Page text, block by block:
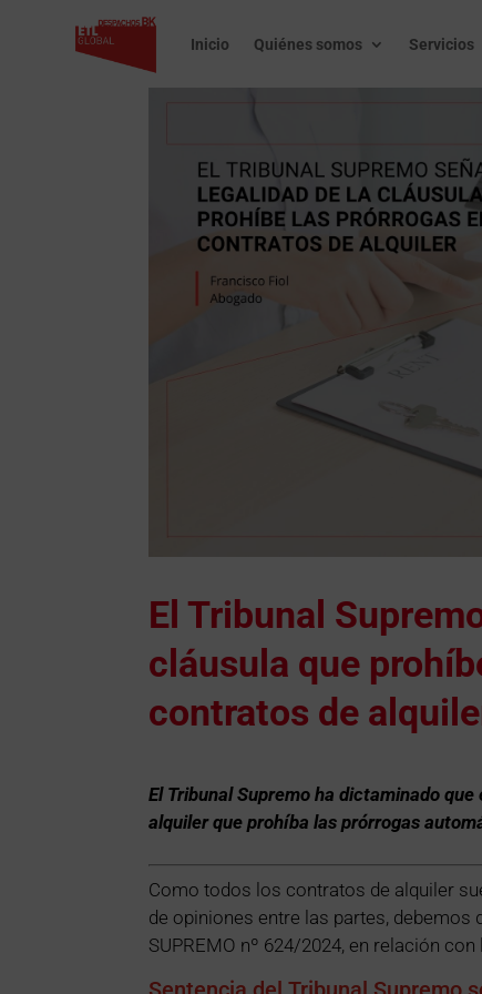
Inicio Quiénes somos Servicios
El Tribunal
cláusula que
contratos de
El Tribunal Supremo ha dictaminado
alquiler que prohíba las prórrogas
Como todos los contratos de alquiler
de opiniones entre las partes, debemos
SUPREMO nº 624/2024, en relación